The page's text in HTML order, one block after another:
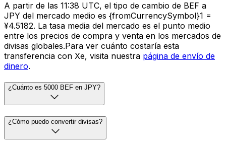
A partir de las 11:38 UTC, el tipo de cambio de BEF a
JPY del mercado medio es {fromCurrencySymbol}1 =
¥4.5182. La tasa media del mercado es el punto medio
entre los precios de compra y venta en los mercados de
divisas globales.Para ver cuánto costaría esta
transferencia con Xe, visita nuestra página de envío de
dinero.
¿Cuánto es 5000 BEF en JPY?
¿Cómo puedo convertir divisas?